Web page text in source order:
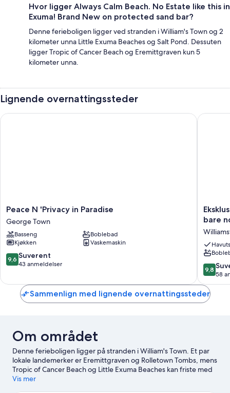
Hvor ligger Always Calm Beach. No Estate like this in
Exuma! Brand New on protected sand bar?
Denne ferieboligen ligger ved stranden i William's Town og 2
kilometer unna Little Exuma Beaches og Salt Pond. Dessuten
ligger Tropic of Cancer Beach og Eremittgraven kun 5
kilometer unna.
Lignende overnattingssteder
Peace
N
'Privacy
in
Paradise
George
Town
Peace N 'Privacy in Paradise
George Town
Basseng
Boblebad
Kjøkken
Vaskemaskin
9.6
av
Suverent,
anmeldelser
9,6 Suverent
43 anmeldelser
Peace N 'Privacy in Paradise
privat
Estate,
bare
noen
skritt
til
sanden
pluss
bare
9.8
av
10,
58
9,8
58
Sammenlign med lignende overnattingssteder
Om området
Denne ferieboligen ligger på stranden i William's Town. Et par
lokale landemerker er Eremittgraven og Rolletown Tombs, mens
Tropic of Cancer Beach og Little Exuma Beaches kan friste med
vakre naturomgivelser. Med vannaktiviteter som
Vis mer